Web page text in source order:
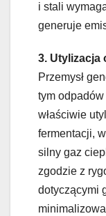
i stali
generuje
3. Utylizacja
Przemysł
tym
właściwie
fermentacji,
silny gaz
zgodzie z
dotyczącymi